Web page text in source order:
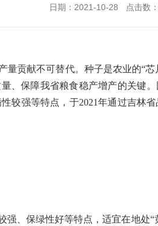
日期：2021-10-28 点击数：
量贡献不可替代。种子是农业的“
、保障我省粮食稳产增产的关键
较强等特点，于2021年通过吉林
强、保绿性好等特点，适宜在地处